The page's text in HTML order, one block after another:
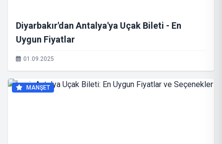
Diyarbakır'dan Antalya'ya Uçak Bileti - En
Uygun Fiyatlar
01.09.2025
MANŞET